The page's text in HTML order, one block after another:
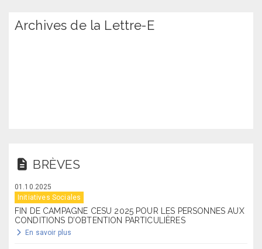
Archives de la Lettre-E
BRÈVES
01.10.2025
Initiatives Sociales
FIN DE CAMPAGNE CESU 2025 POUR LES PERSONNES AUX
CONDITIONS D’OBTENTION PARTICULIÈRES
En savoir plus